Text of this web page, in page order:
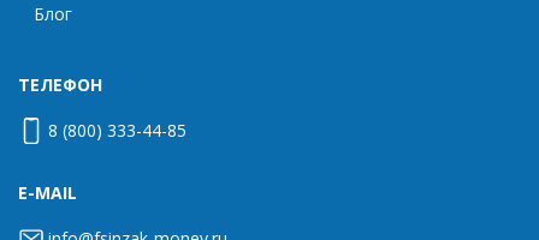
Блог
ТЕЛЕФОН
8 (800) 333-44-85
E-MAIL